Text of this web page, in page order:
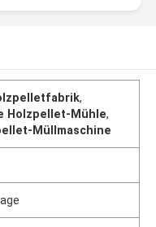
,
Holzpellet-Mühle,
Müllmaschine